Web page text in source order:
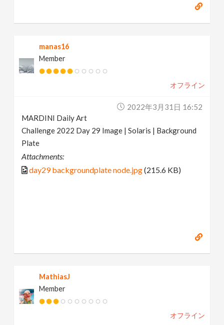
manas16
Member
オフライン
2022年3月31日 16:52
MARDINI Daily Art
Challenge 2022 Day 29 Image | Solaris | Background
Plate
Attachments:
day29 backgroundplate node.jpg(215.6 KB)
MathiasJ
Member
オフライン